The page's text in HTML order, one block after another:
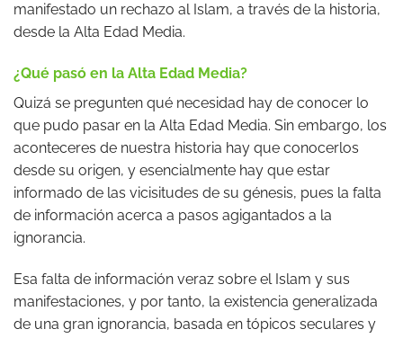
manifestado un rechazo al Islam, a través de la historia,
desde la Alta Edad Media.
¿Qué pasó en la Alta Edad Media?
Quizá se pregunten qué necesidad hay de conocer lo
que pudo pasar en la Alta Edad Media. Sin embargo, los
aconteceres de nuestra historia hay que conocerlos
desde su origen, y esencialmente hay que estar
informado de las vicisitudes de su génesis, pues la falta
de información acerca a pasos agigantados a la
ignorancia.
Esa falta de información veraz sobre el Islam y sus
manifestaciones, y por tanto, la existencia generalizada
de una gran ignorancia, basada en tópicos seculares y